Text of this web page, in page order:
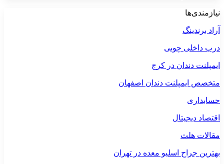
نیازمندی‌ها
آراد برندینگ
درب داخلی چوبی
ایمپلنت دندان در کرج
متخصص ایمپلنت دندان اصفهان
حسابداری
اقتصاد دیجیتال
مقالات هلث
بهترین جراح اسلیو معده در تهران